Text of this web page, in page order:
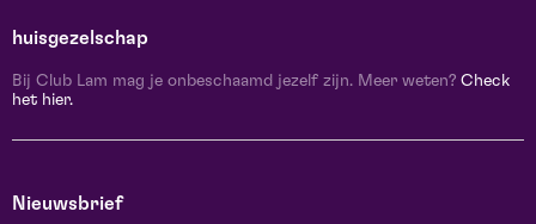
huisgezelschap
Bij Club Lam mag je onbeschaamd jezelf zijn. Meer weten? Check
het hier.
Nieuwsbrief